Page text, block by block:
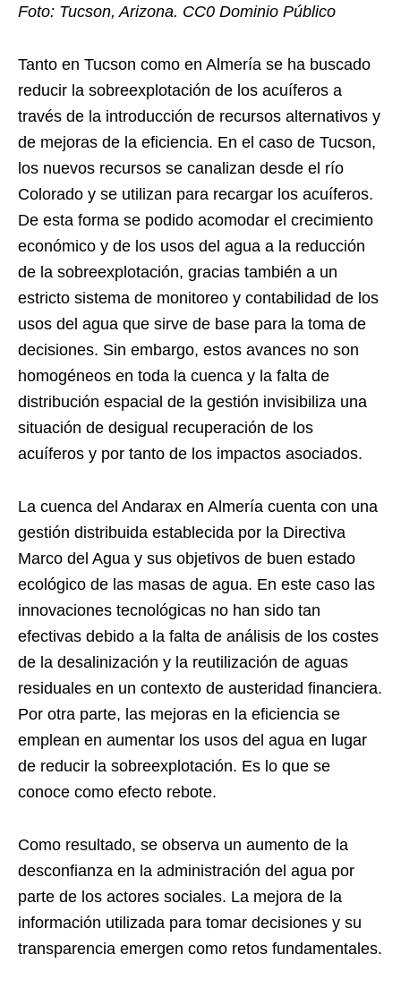
Foto: Tucson, Arizona. CC0 Dominio Público
Tanto en Tucson como en Almería se ha buscado
reducir la sobreexplotación de los acuíferos a
través de la introducción de recursos alternativos y
de mejoras de la eficiencia. En el caso de Tucson,
los nuevos recursos se canalizan desde el río
Colorado y se utilizan para recargar los acuíferos.
De esta forma se podido acomodar el crecimiento
económico y de los usos del agua a la reducción
de la sobreexplotación, gracias también a un
estricto sistema de monitoreo y contabilidad de los
usos del agua que sirve de base para la toma de
decisiones. Sin embargo, estos avances no son
homogéneos en toda la cuenca y la falta de
distribución espacial de la gestión invisibiliza una
situación de desigual recuperación de los
acuíferos y por tanto de los impactos asociados.
La cuenca del Andarax en Almería cuenta con una
gestión distribuida establecida por la Directiva
Marco del Agua y sus objetivos de buen estado
ecológico de las masas de agua. En este caso las
innovaciones tecnológicas no han sido tan
efectivas debido a la falta de análisis de los costes
de la desalinización y la reutilización de aguas
residuales en un contexto de austeridad financiera.
Por otra parte, las mejoras en la eficiencia se
emplean en aumentar los usos del agua en lugar
de reducir la sobreexplotación. Es lo que se
conoce como efecto rebote.
Como resultado, se observa un aumento de la
desconfianza en la administración del agua por
parte de los actores sociales. La mejora de la
información utilizada para tomar decisiones y su
transparencia emergen como retos fundamentales.